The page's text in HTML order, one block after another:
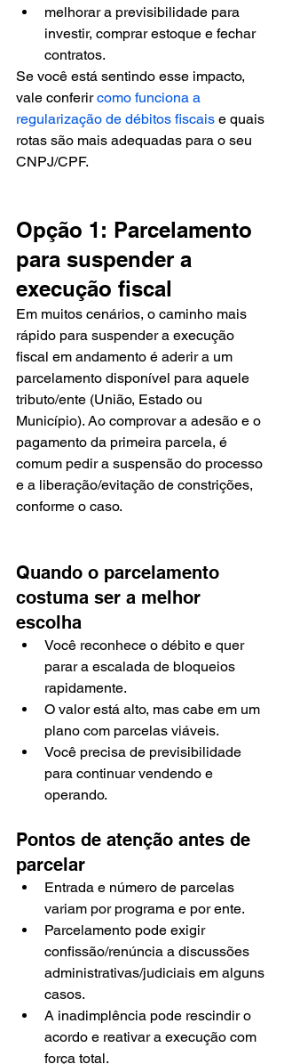
melhorar a previsibilidade para
investir, comprar estoque e fechar
contratos.
Se você está sentindo esse impacto,
vale conferir como funciona a
regularização de débitos fiscais e quais
rotas são mais adequadas para o seu
CNPJ/CPF.
Opção 1: Parcelamento
para suspender a
execução fiscal
Em muitos cenários, o caminho mais
rápido para suspender a execução
fiscal em andamento é aderir a um
parcelamento disponível para aquele
tributo/ente (União, Estado ou
Município). Ao comprovar a adesão e o
pagamento da primeira parcela, é
comum pedir a suspensão do processo
e a liberação/evitação de constrições,
conforme o caso.
Quando o parcelamento
costuma ser a melhor
escolha
Você reconhece o débito e quer
parar a escalada de bloqueios
rapidamente.
O valor está alto, mas cabe em um
plano com parcelas viáveis.
Você precisa de previsibilidade
para continuar vendendo e
operando.
Pontos de atenção antes de
parcelar
Entrada e número de parcelas
variam por programa e por ente.
Parcelamento pode exigir
confissão/renúncia a discussões
administrativas/judiciais em alguns
casos.
A inadimplência pode rescindir o
acordo e reativar a execução com
força total.